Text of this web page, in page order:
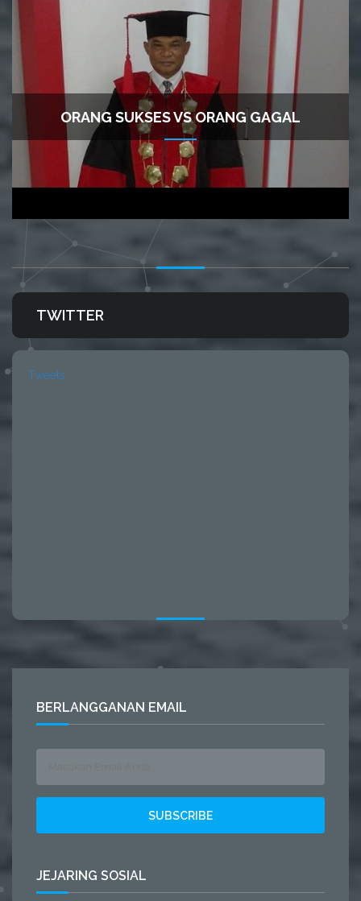
ORANG SUKSES VS ORANG GAGAL
TWITTER
Tweets
BERLANGGANAN EMAIL
JEJARING SOSIAL